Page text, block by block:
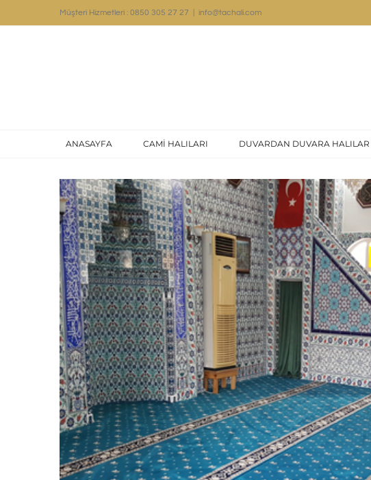
Müşteri Hizmetleri : 0850 305 27 27 info@tachali.com
ANASAYFA CAMİ HALILARI DUVARDAN DUVARA HALILAR
Büyük
Resmi
Görüntüle